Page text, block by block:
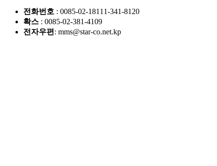
전화번호 : 0085-02-18111-341-8120
확스 : 0085-02-381-4109
전자우편 : mms@star-co.net.kp